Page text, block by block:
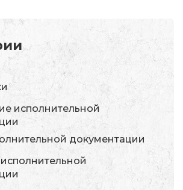
исполнительной
документации